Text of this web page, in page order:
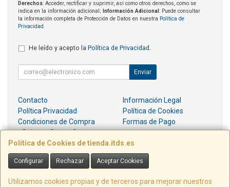
Política de Cookies de tienda.itds.es
Configurar Rechazar Aceptar Cookies
Utilizamos cookies propias y de terceros para mejorar nuestros
Derechos: Acceder, rectificar y suprimir, así como otros derechos, como se
indica en la información adicional;
Información Adicional : Puede consultar
la información completa de Protección de Datos en nuestra Política de
Privacidad
He leído y acepto la Política de Privacidad .
Enviar
Contacto
Información Legal
Política Privacidad
Política de Cookies
Condiciones de Compra
Formas de Pago
¿Quienes Somos?
Contacto
pedidos@itds.es